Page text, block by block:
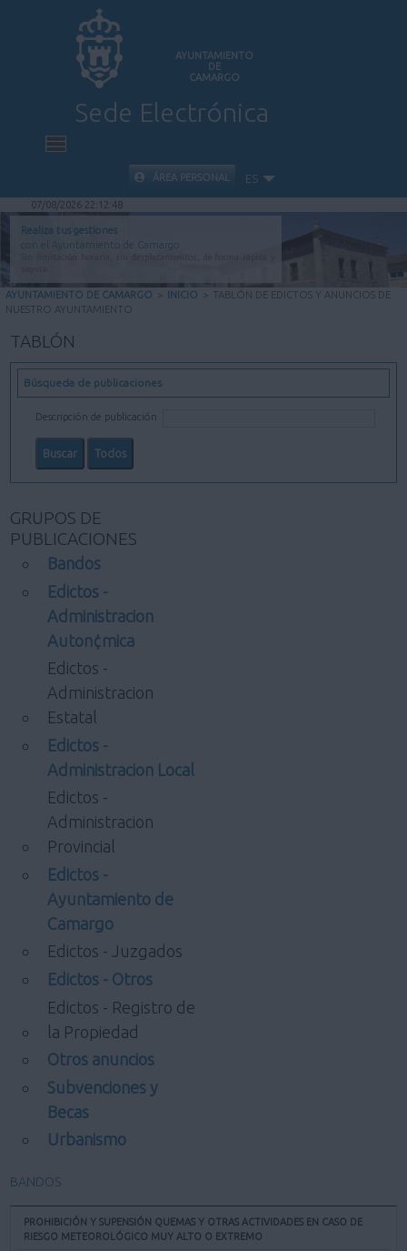
AYUNTAMIENTO
DE
CAMARGO
Sede Electrónica
INICIO
INFORMACIÓN PÚBLICA
CARPETA CIUDADANA
VALIDACIÓN DE DOCUMENTOS
AYUDA
ÁREA PERSONAL ES
07/08/2026 22:12:49
Realiza tus gestiones
con el Ayuntamiento de Camargo
AYUNTAMIENTO DE CAMARGO > INICIO > TABLÓN DE EDICTOS Y ANUNCIOS DE
NUESTRO AYUNTAMIENTO
TABLÓN
Búsqueda de publicaciones
Descripción de publicación
GRUPOS DE
PUBLICACIONES
Bandos
Edictos -
Administracion
Auton¢mica
Edictos -
Administracion
Estatal
Edictos -
Administracion Local
Edictos -
Administracion
Provincial
Edictos -
Ayuntamiento de
Camargo
Edictos - Juzgados
Edictos - Otros
Edictos - Registro de
la Propiedad
Otros anuncios
Subvenciones y
Becas
Urbanismo
BANDOS
PROHIBICIÓN Y SUPENSIÓN QUEMAS Y OTRAS ACTIVIDADES EN CASO DE
RIESGO METEOROLÓGICO MUY ALTO O EXTREMO